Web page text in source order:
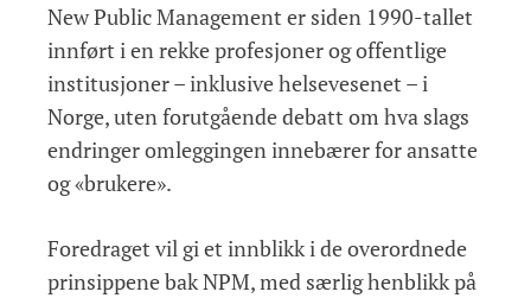
New Public Management er siden 1990-tallet
innført i en rekke profesjoner og offentlige
institusjoner – inklusive helsevesenet – i
Norge, uten forutgående debatt om hva slags
endringer omleggingen innebærer for ansatte
og «brukere».
Foredraget vil gi et innblikk i de overordnede
prinsippene bak NPM, med særlig henblikk på